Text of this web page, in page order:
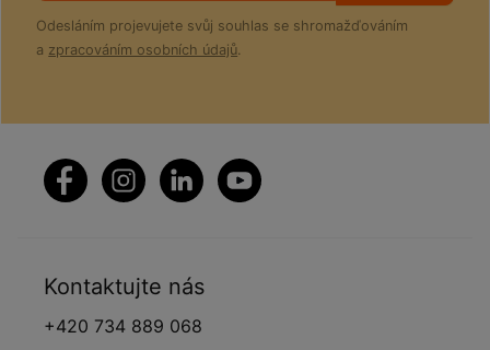
Odesláním projevujete svůj souhlas se shromažďováním
a zpracováním osobních údajů.
Kontaktujte nás
+420 734 889 068